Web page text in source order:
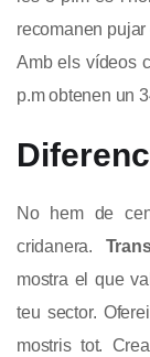
recomanen
Amb els vídeos
p.m obtenen un
No hem de
cridanera.
mostra el que
teu sector.
mostris tot.